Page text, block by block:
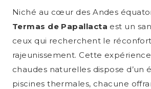
Niché au cœur des Andes
Termas de Papallacta est un
ceux qui recherchent le
rajeunissement. Cette
chaudes naturelles dispose d’un
piscines thermales, chacune